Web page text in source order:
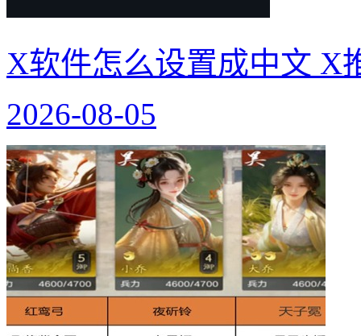
X软件怎么设置成中文 X
2026-08-05